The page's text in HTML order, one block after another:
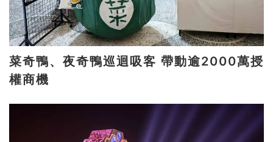
菜奇鴨、夜奇鴨巡迴吸客 帶動逾2000萬授
權商機